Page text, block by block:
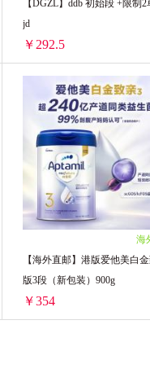
【DGZL】ddb 初始段 +限制2
jd
￥292.5
2罐装 ￥585(￥292.5/单罐)
海
【海外直邮】港版爱他美白
版3段（新包装）900g
￥354